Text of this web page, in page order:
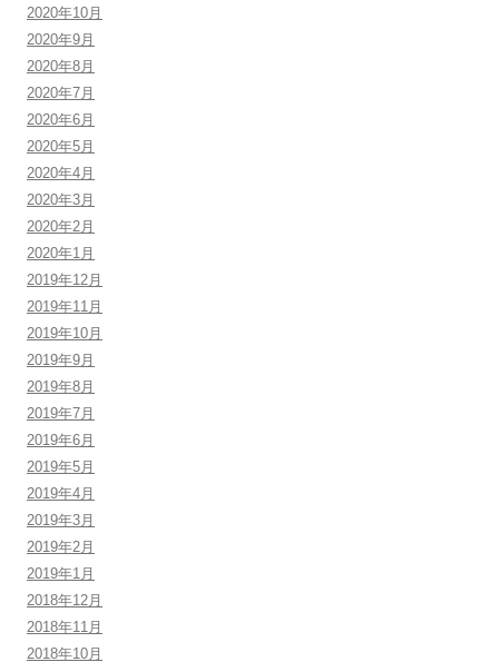
2020年10月
2020年9月
2020年8月
2020年7月
2020年6月
2020年5月
2020年4月
2020年3月
2020年2月
2020年1月
2019年12月
2019年11月
2019年10月
2019年9月
2019年8月
2019年7月
2019年6月
2019年5月
2019年4月
2019年3月
2019年2月
2019年1月
2018年12月
2018年11月
2018年10月